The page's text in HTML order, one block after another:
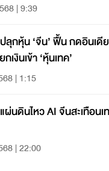
| 9:39
ลุกหุ้น ‘จีน’ ฟื้น กดอินเดี
เงินเข้า ‘หุ้นเทค’
| 1:15
ผ่นดินไหว AI จีนสะเทือนเ
| 22:00